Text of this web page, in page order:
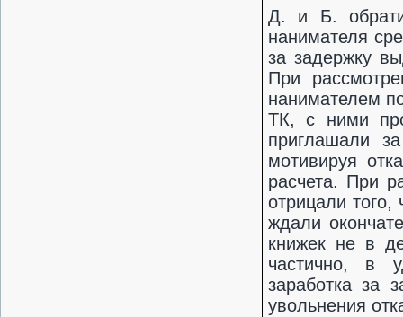
Д. и Б.
нанимателя
за задержку
При
нанимателем
ТК, с ними
приглашали
мотивируя
расчета. При
отрицали
ждали
книжек не в
частично, в
заработка за
увольнения